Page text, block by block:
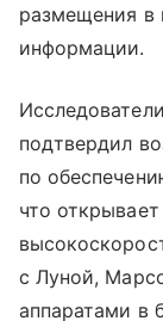
размещения в
информации.
подтвердил
по
что
с Луной,
аппаратами в